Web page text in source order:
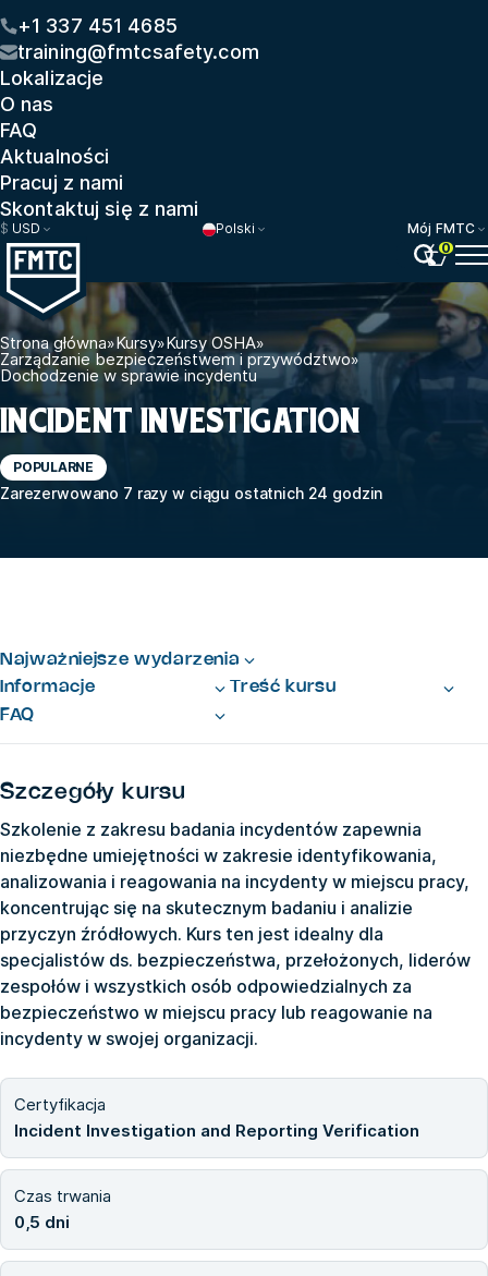
+1 337 451 4685
training@fmtcsafety.com
Lokalizacje
O nas
FAQ
Aktualności
Pracuj z nami
Skontaktuj się z nami
$ USD Polski
Mój FMTC
0
Strona główna»Kursy»Kursy OSHA»
Zarządzanie bezpieczeństwem i przywództwo»
Dochodzenie w sprawie incydentu
INCIDENT INVESTIGATION
POPULARNE
Zarezerwowano 7 razy w ciągu ostatnich 24 godzin
Najważniejsze wydarzenia
Informacje
Treść kursu
FAQ
Szczegóły kursu
Szkolenie z zakresu badania incydentów zapewnia
niezbędne umiejętności w zakresie identyfikowania,
analizowania i reagowania na incydenty w miejscu pracy,
koncentrując się na skutecznym badaniu i analizie
przyczyn źródłowych. Kurs ten jest idealny dla
specjalistów ds. bezpieczeństwa, przełożonych, liderów
zespołów i wszystkich osób odpowiedzialnych za
bezpieczeństwo w miejscu pracy lub reagowanie na
incydenty w swojej organizacji.
Certyfikacja
Incident Investigation and Reporting Verification
Czas trwania
0,5 dni